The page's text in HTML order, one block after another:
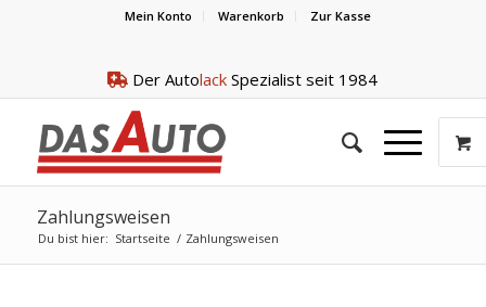
Mein Konto Warenkorb Zur Kasse
Der Autolack Spezialist seit 1984
Zahlungsweisen
Du bist hier: Startseite / Zahlungsweisen